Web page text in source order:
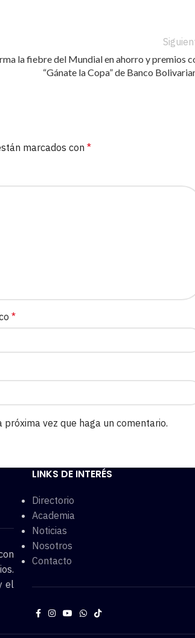
la fiebre del Mundial en ahorro y premios
“Gánate la Copa” de Banco
marcados con *
*
vez que haga un comentario.
el
LINKS DE INTERÉS
Directorio
Academia
Noticias
Nosotros
Contacto